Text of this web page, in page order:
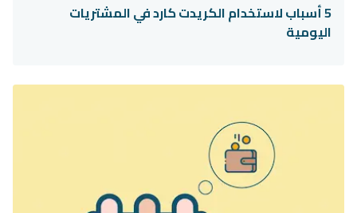
5 أسباب لاستخدام الكريدت كارد في المشتريات
اليومية